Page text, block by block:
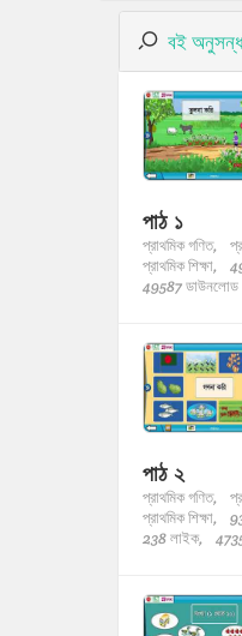
বই
পাঠ ১
প্রাথমিক গণিত,
প্রাথমিক শিক্ষা,
49587 ডাউনলোড
পাঠ ২
প্রাথমিক গণিত,
প্রাথমিক শিক্ষা,
238 লাইক,